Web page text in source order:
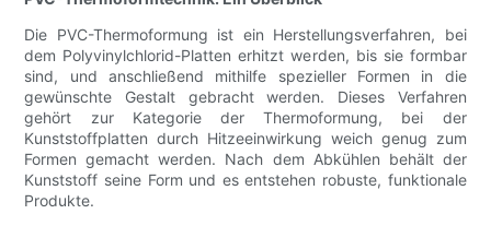
Die PVC-Thermoformung ist ein Herstellungsverfahren, bei
dem Polyvinylchlorid-Platten erhitzt werden, bis sie formbar
sind, und anschließend mithilfe spezieller Formen in die
gewünschte Gestalt gebracht werden. Dieses Verfahren
gehört zur Kategorie der Thermoformung, bei der
Kunststoffplatten durch Hitzeeinwirkung weich genug zum
Formen gemacht werden. Nach dem Abkühlen behält der
Kunststoff seine Form und es entstehen robuste, funktionale
Produkte.